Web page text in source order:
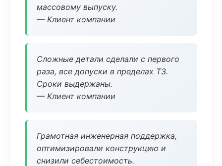
массовому выпуску.
— Клиент компании
Сложные детали сделали с первого
раза, все допуски в пределах ТЗ.
Сроки выдержаны.
— Клиент компании
Грамотная инженерная поддержка,
оптимизировали конструкцию и
снизили себестоимость.